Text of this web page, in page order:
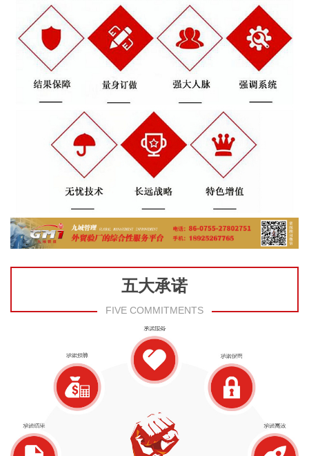
五大承诺
FIVE COMMITMENTS